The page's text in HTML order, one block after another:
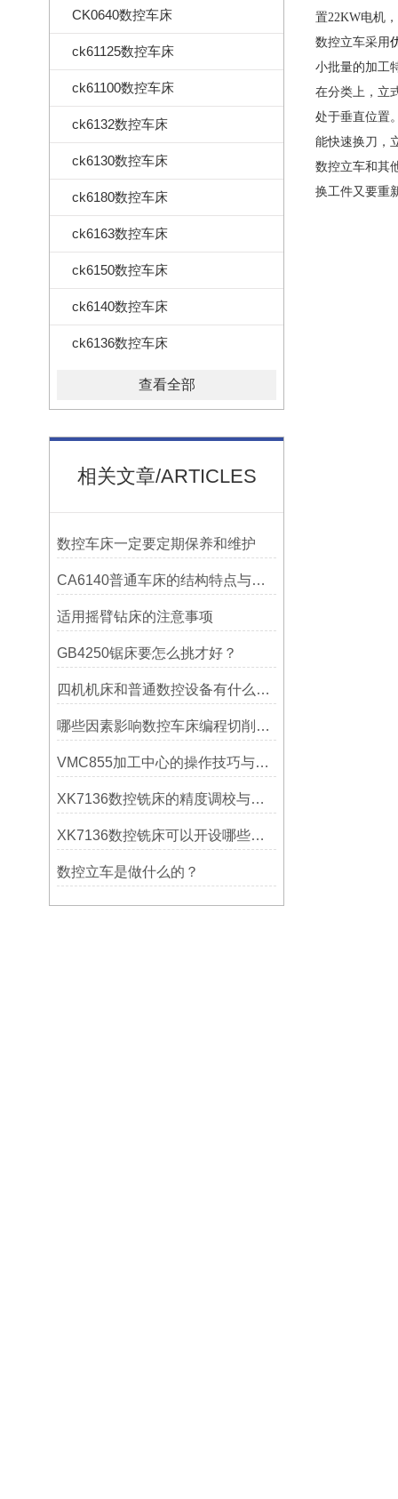
CK0640数控车床
ck61125数控车床
ck61100数控车床
ck6132数控车床
ck6130数控车床
ck6180数控车床
ck6163数控车床
ck6150数控车床
ck6140数控车床
ck6136数控车床
查看全部
相关文章/ARTICLES
数控车床一定要定期保养和维护
CA6140普通车床的结构特点与工作原理解析
适用摇臂钻床的注意事项
GB4250锯床要怎么挑才好？
四机机床和普通数控设备有什么区别？
哪些因素影响数控车床编程切削量？
VMC855加工中心的操作技巧与维护指南
XK7136数控铣床的精度调校与性能优化
XK7136数控铣床可以开设哪些考核项目？
数控立车是做什么的？
置22KW电机
数控立车采用
小批量的加工
在分类上，立
处于垂直位置
能快速换刀，
数控立车和其
换工件又要重